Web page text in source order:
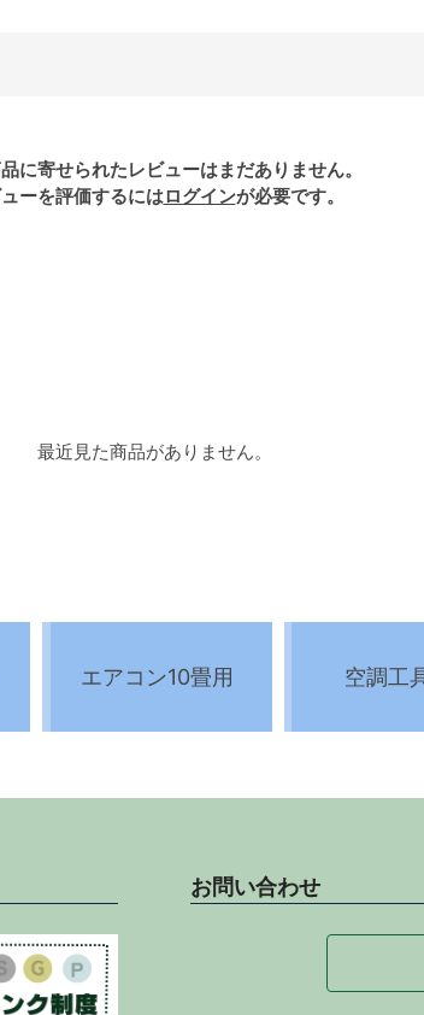
に寄せられたレビューはまだありません。
ーを評価するにはログインが必要です。
最近見た商品がありません。
エアコン10畳用 空調工
お問い合わせ